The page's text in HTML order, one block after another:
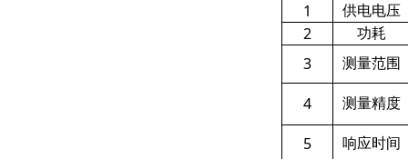
1 供电电压
2 功耗
3 测量范围
4 测量精度
5 响应时间